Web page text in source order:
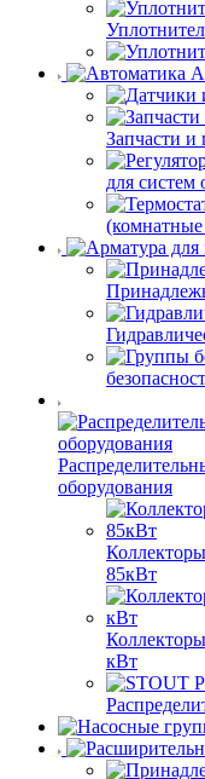
Запчасти и
для систем
оборудования
85кВт
кВт